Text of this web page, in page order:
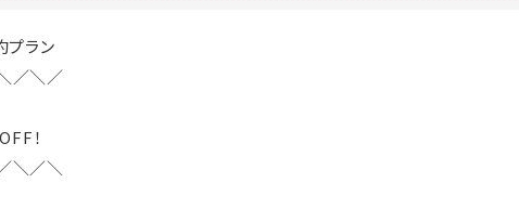
プラン
／＼／
！
＼／＼